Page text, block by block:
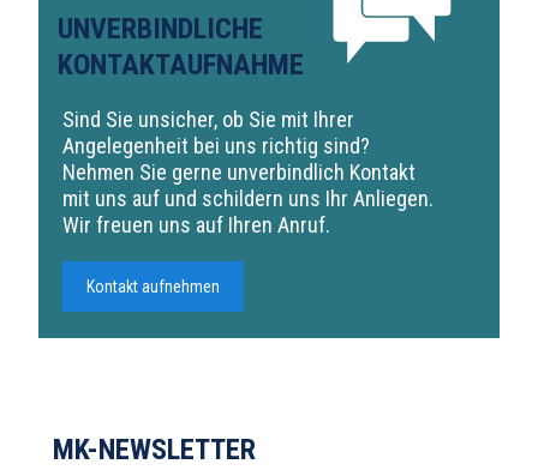
UNVERBINDLICHE
KONTAKTAUFNAHME
Sind Sie unsicher, ob Sie mit Ihrer
Angelegenheit bei uns richtig sind?
Nehmen Sie gerne unverbindlich Kontakt
mit uns auf und schildern uns Ihr Anliegen.
Wir freuen uns auf Ihren Anruf.
Kontakt aufnehmen
MK-NEWSLETTER